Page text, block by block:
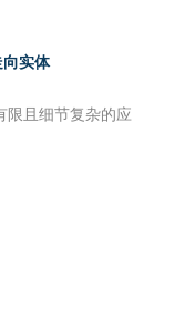
实体
限且细节复杂的应